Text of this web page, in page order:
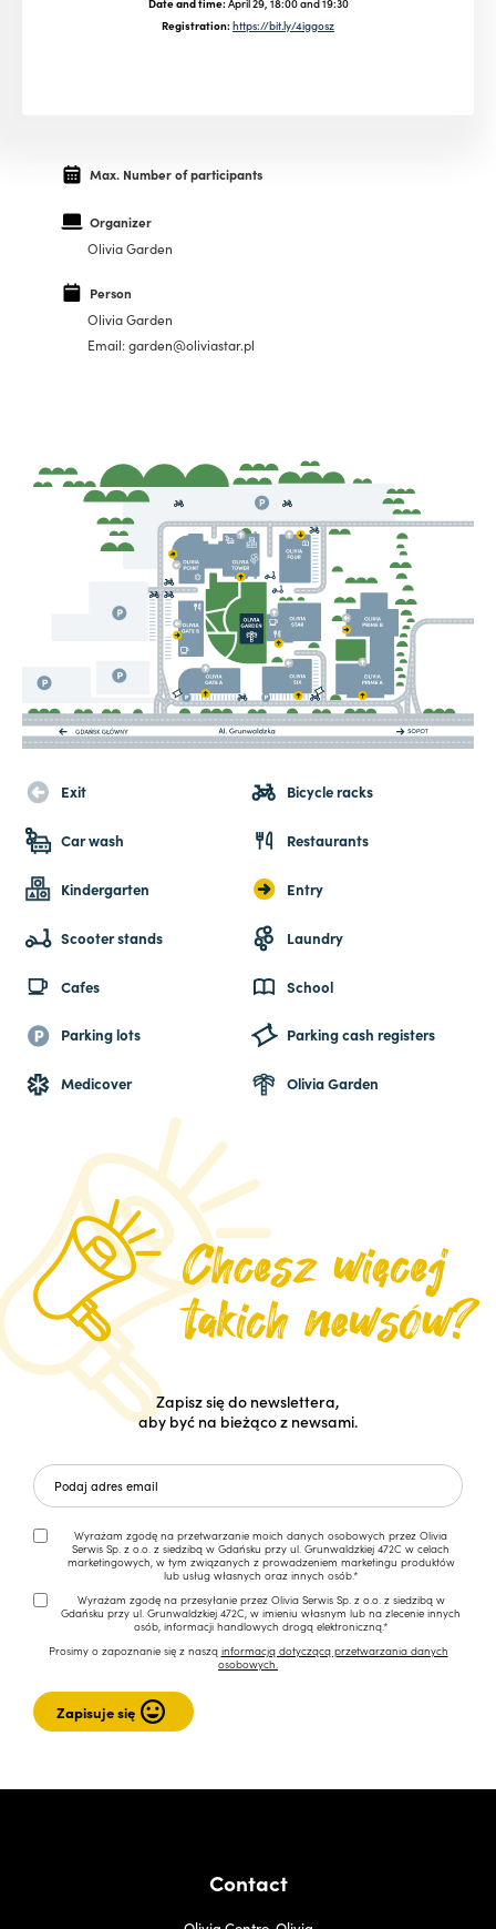
Date and time:April 29, 18:00 and 19:30
Registration:https://bit.ly/4iggosz
Max. Number of participants
Organizer
Olivia Garden
Person
Olivia Garden
Email: garden@oliviastar.pl
Exit Bicycle racks
Car wash Restaurants
Kindergarten Entry
Scooter stands Laundry
Cafes School
Parking lots Parking cash registers
Medicover Olivia Garden
Zapisz się do newslettera,
aby być na bieżąco z newsami.
Wyrażam zgodę na przetwarzanie moich danych osobowych przez Olivia
Serwis Sp. z o.o. z siedzibą w Gdańsku przy ul. Grunwaldzkiej 472C w celach
marketingowych, w tym związanych z prowadzeniem marketingu produktów
lub usług własnych oraz innych osób.*
Wyrażam zgodę na przesyłanie przez Olivia Serwis Sp. z o.o. z siedzibą w
Gdańsku przy ul. Grunwaldzkiej 472C, w imieniu własnym lub na zlecenie innych
osób, informacji handlowych drogą elektroniczną.*
Prosimy o zapoznanie się z naszą informacją dotyczącą przetwarzania danych
osobowych.
Contact